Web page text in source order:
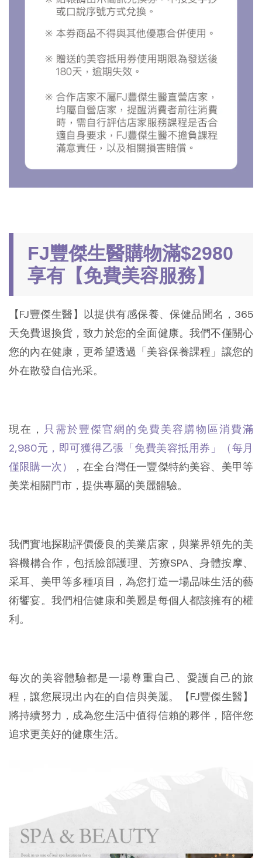
FJ豐傑生醫購物滿$2980
享有【免費美容服務】
【FJ豐傑生醫】以提供有感保養、保健品聞名，365
天免費退換貨，致力於您的全面健康。我們不僅關心
您的內在健康，更希望透過「美容保養課程」讓您的
外在散發自信光采。
現在，
只需於豐傑官網的免費美容購物區消費滿
2,980元，即可獲得乙張「免費美容抵用券」（每月
僅限購一次）
，在全台灣任一豐傑特約美容、美甲等
美業相關門市，提供專屬的美麗體驗。
我們實地探勘評價優良的美業店家，與業界領先的美
容機構合作，包括臉部護理、芳療SPA、身體按摩、
采耳、美甲等多種項目，為您打造一場品味生活的藝
術饗宴。我們相信健康和美麗是每個人都該擁有的權
利。
每次的美容體驗都是一場尊重自己、愛護自己的旅
程，讓您展現出內在的自信與美麗。【FJ豐傑生醫】
將持續努力，成為您生活中值得信賴的夥伴，陪伴您
追求更美好的健康生活。